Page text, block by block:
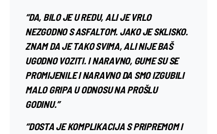
“DA, BILO JE U REDU, ALI JE VRLO
NEZGODNO S ASFALTOM. JAKO JE SKLISKO.
ZNAM DA JE TAKO SVIMA, ALI NIJE BAŠ
UGODNO VOZITI. I NARAVNO, GUME SU SE
PROMIJENILE I NARAVNO DA SMO IZGUBILI
MALO GRIPA U ODNOSU NA PROŠLU
GODINU.”
“DOSTA JE KOMPLIKACIJA S PRIPREMOM I